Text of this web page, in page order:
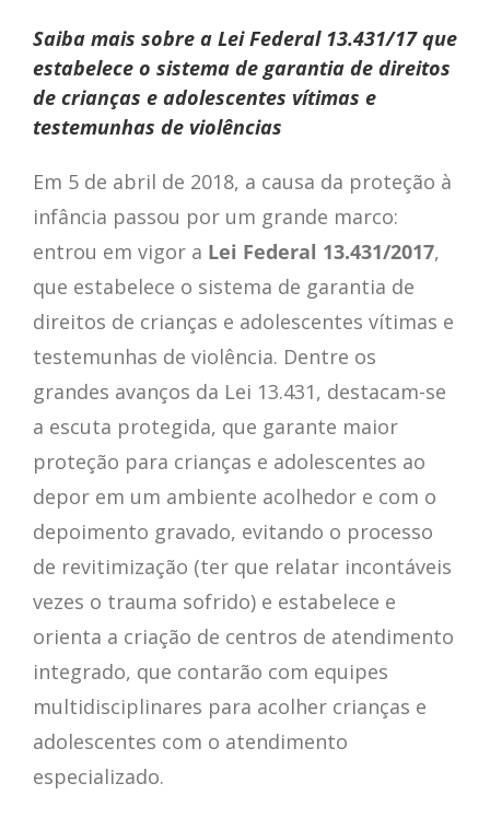
Saiba mais sobre a Lei Federal 13.431/17 que
estabelece o sistema de garantia de direitos
de crianças e adolescentes vítimas e
testemunhas de violências
Em 5 de abril de 2018, a causa da proteção à
infância passou por um grande marco:
entrou em vigor a Lei Federal 13.431/2017,
que estabelece o sistema de garantia de
direitos de crianças e adolescentes vítimas e
testemunhas de violência. Dentre os
grandes avanços da Lei 13.431, destacam-se
a escuta protegida, que garante maior
proteção para crianças e adolescentes ao
depor em um ambiente acolhedor e com o
depoimento gravado, evitando o processo
de revitimização (ter que relatar incontáveis
vezes o trauma sofrido) e estabelece e
orienta a criação de centros de atendimento
integrado, que contarão com equipes
multidisciplinares para acolher crianças e
adolescentes com o atendimento
especializado.